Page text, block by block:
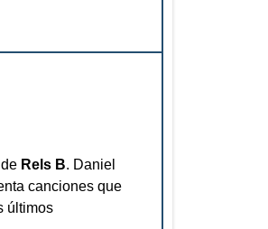
Rels B. Daniel
canciones que
últimos